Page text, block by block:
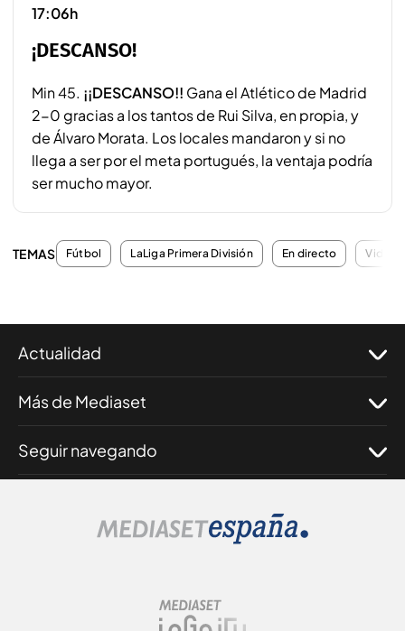
17:06h
¡DESCANSO!
Min 45. ¡¡DESCANSO!! Gana el Atlético de Madrid
2-0 gracias a los tantos de Rui Silva, en propia, y
de Álvaro Morata. Los locales mandaron y si no
llega a ser por el meta portugués, la ventaja podría
ser mucho mayor.
TEMAS Fútbol LaLiga Primera División En directo
Actualidad
Más de Mediaset
Seguir navegando